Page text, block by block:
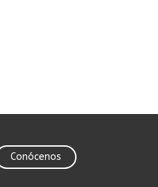
Conócenos